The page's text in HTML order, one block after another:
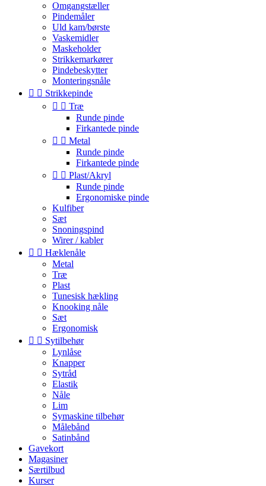
Omgangstæller
Pindemåler
Uld kam/børste
Vaskemidler
Maskeholder
Strikkemarkører
Pindebeskytter
Monteringsnåle
  Strikkepinde
  Træ
Runde pinde
Firkantede pinde
  Metal
Runde pinde
Firkantede pinde
  Plast/Akryl
Runde pinde
Ergonomiske pinde
Kulfiber
Sæt
Snoningspind
Wirer / kabler
  Hæklenåle
Metal
Træ
Plast
Tunesisk hækling
Knooking nåle
Sæt
Ergonomisk
  Sytilbehør
Lynlåse
Knapper
Sytråd
Elastik
Nåle
Lim
Symaskine tilbehør
Målebånd
Satinbånd
Gavekort
Magasiner
Særtilbud
Kurser